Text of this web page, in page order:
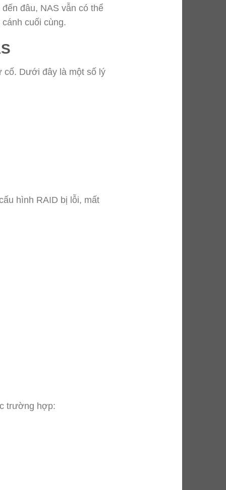
đâu, NAS vẫn có thể
cuối cùng.
cố. Dưới đây là một số lý
hình RAID bị lỗi, mất
trường hợp: